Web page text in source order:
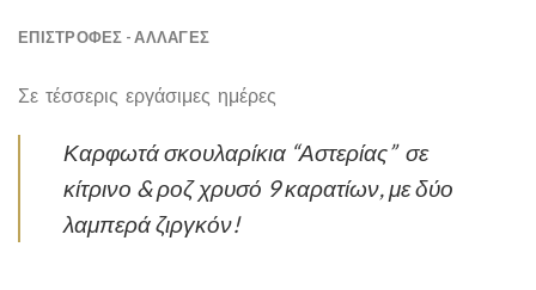
ΕΠΙΣΤΡΟΦΕΣ - ΑΛΛΑΓΕΣ
Σε τέσσερις εργάσιμες ημέρες
Καρφωτά σκουλαρίκια “Αστερίας” σε
κίτρινο & ροζ χρυσό 9 καρατίων, με δύο
λαμπερά ζιργκόν!